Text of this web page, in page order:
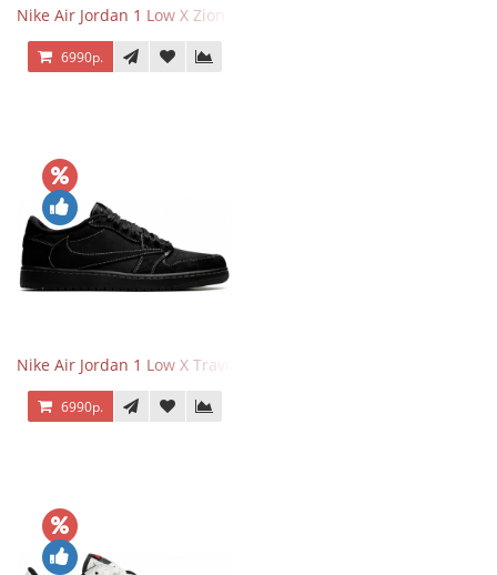
Nike Air Jordan 1 Low X Zion Williamson Voodoo
6990р.
Nike Air Jordan 1 Low X Travis Scott Black Phantom
6990р.